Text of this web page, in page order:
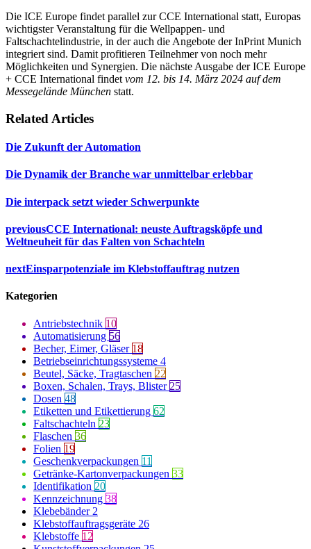
Die ICE Europe findet parallel zur CCE International statt, Europas
wichtigster Veranstaltung für die Wellpappen- und
Faltschachtelindustrie, in der auch die Angebote der InPrint Munich
integriert sind. Damit profitieren Teilnehmer von noch mehr
Möglichkeiten und Synergien. Die nächste Ausgabe der ICE Europe
+ CCE International findet vom 12. bis 14. März 2024 auf dem
Messegelände München statt.
Related Articles
Die Zukunft der Automation
Die Dynamik der Branche war unmittelbar erlebbar
Die interpack setzt wieder Schwerpunkte
previousCCE International: neuste Auftragsköpfe und
Weltneuheit für das Falten von Schachteln
nextEinsparpotenziale im Klebstoffauftrag nutzen
Kategorien
Antriebstechnik 10
Automatisierung 56
Becher, Eimer, Gläser 18
Betriebseinrichtungssysteme 4
Beutel, Säcke, Tragtaschen 22
Boxen, Schalen, Trays, Blister 25
Dosen 48
Etiketten und Etikettierung 62
Faltschachteln 23
Flaschen 36
Folien 19
Geschenkverpackungen 11
Getränke-Kartonverpackungen 33
Identifikation 20
Kennzeichnung 38
Klebebänder 2
Klebstoffauftragsgeräte 26
Klebstoffe 12